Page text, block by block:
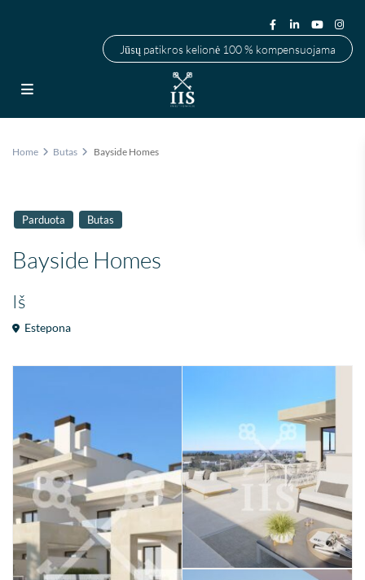
Jūsų patikros kelionė 100 % kompensuojama
Home Butas Bayside Homes
Parduota Butas
Bayside Homes
Iš
Estepona